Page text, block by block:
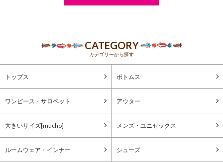
CATEGORY
カテゴリーから探す
トップス ボトムス
ワンピース・サロペット アウター
大きいサイズ[mucho] メンズ・ユニセックス
ルームウェア・インナー シューズ